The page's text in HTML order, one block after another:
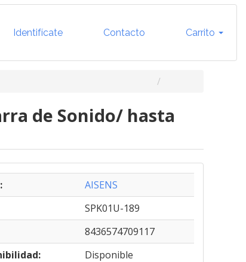
Identifícate Contacto Carrito
de Sonido/ hasta
AISENS
SPK01U-189
8436574709117
Disponible